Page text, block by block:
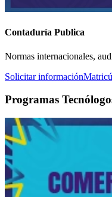
Contaduría Publica
Normas internacionales,
Solicitar información
Programas